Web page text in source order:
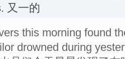
又一的
this morning found
drowned during